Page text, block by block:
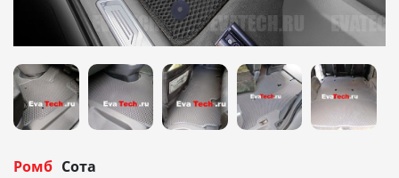
Ромб Сота